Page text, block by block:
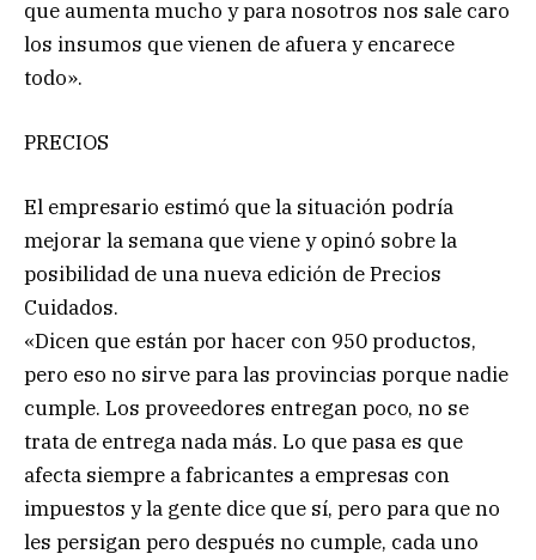
que aumenta mucho y para nosotros nos sale caro
los insumos que vienen de afuera y encarece
todo».
PRECIOS
El empresario estimó que la situación podría
mejorar la semana que viene y opinó sobre la
posibilidad de una nueva edición de Precios
Cuidados.
«Dicen que están por hacer con 950 productos,
pero eso no sirve para las provincias porque nadie
cumple. Los proveedores entregan poco, no se
trata de entrega nada más. Lo que pasa es que
afecta siempre a fabricantes a empresas con
impuestos y la gente dice que sí, pero para que no
les persigan pero después no cumple, cada uno